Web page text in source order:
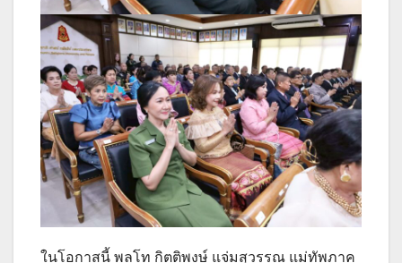
ในโอกาสนี้ พลโท กิตติพงษ์ แจ่มสุวรรณ แม่ทัพภาค